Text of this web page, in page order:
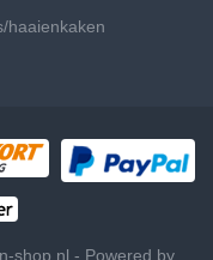
haaienkaken
shop.nl - Powered by